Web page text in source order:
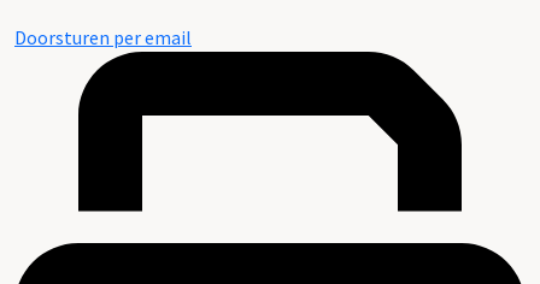
Doorsturen per email